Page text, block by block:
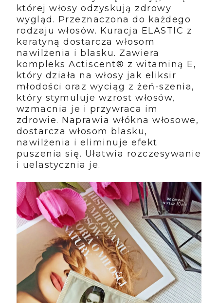
której włosy odzyskują zdrowy
wygląd. Przeznaczona do każdego
rodzaju włosów. Kuracja ELASTIC z
keratyną dostarcza włosom
nawilżenia i blasku. Zawiera
kompleks Actiscent® z witaminą E,
który działa na włosy jak eliksir
młodości oraz wyciąg z żeń-szenia,
który stymuluje wzrost włosów,
wzmacnia je i przywraca im
zdrowie. Naprawia włókna włosowe,
dostarcza włosom blasku,
nawilżenia i eliminuje efekt
puszenia się. Ułatwia rozczesywanie
i uelastycznia je.